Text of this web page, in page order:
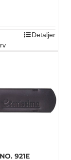
Detaljer
921E